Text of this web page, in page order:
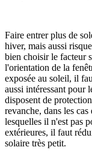
Faire entrer plus de
hiver, mais aussi
bien choisir le facteur
l'orientation de la
exposée au soleil, il
aussi intéressant pour
disposent de
revanche, dans les
lesquelles il n'est pas
extérieures, il faut
solaire très petit.